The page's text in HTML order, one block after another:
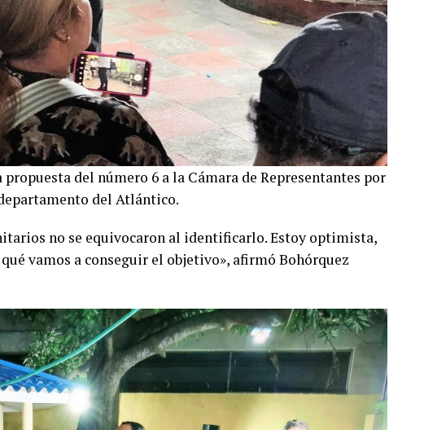
del número 6 a la Cámara de Representantes por
del Atlántico.
no se equivocaron al identificarlo. Estoy optimista,
vamos a conseguir el objetivo», afirmó Bohórquez